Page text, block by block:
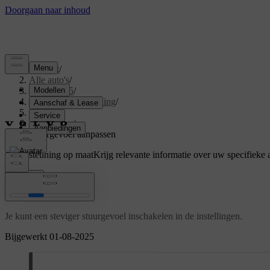
Support/
Alle auto's/
EX40 2025/
Gebruikershandleiding/
Driving/
Besturing/
Stuurgevoel aanpassen
Ondersteuning op maatKrijg relevante informatie over uw specifieke
Bijgewerkt 01-08-2025
Stuurgevoel aanpassen
Je kunt een steviger stuurgevoel inschakelen in de instellingen.